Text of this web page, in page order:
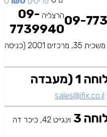
הרצליה 09-
7739940
משכית 35, מרכזים 2001 (כניסה
09-7739940 שלוחה 1 (מעבדה
sales@ifix.co.il
וינגייט 42, כיכר דה